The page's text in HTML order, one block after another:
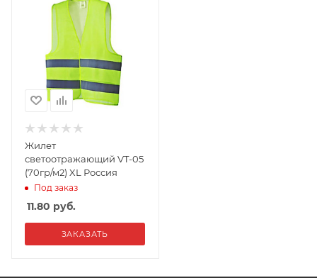
Жилет
светоотражающий VT-05
(70гр/м2) XL Россия
Под заказ
11.80 руб.
ЗАКАЗАТЬ